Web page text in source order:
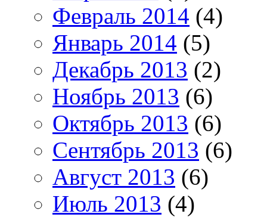
Февраль 2014 (4)
Январь 2014 (5)
Декабрь 2013 (2)
Ноябрь 2013 (6)
Октябрь 2013 (6)
Сентябрь 2013 (6)
Август 2013 (6)
Июль 2013 (4)